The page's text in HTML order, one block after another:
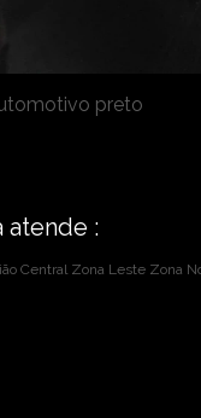
preto
atende :
Central Zona Leste Zona